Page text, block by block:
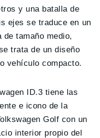
y una batalla de
ejes se traduce en un
tamaño medio,
trata de un diseño
vehículo compacto.
ID.3 tiene las
e icono de la
Golf con un
interior propio del